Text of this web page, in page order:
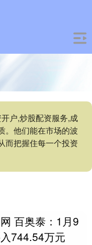
户,炒股配资服务,成
。他们能在市场的波
而把握住每一个投资
百奥泰：1月9
744.54万元